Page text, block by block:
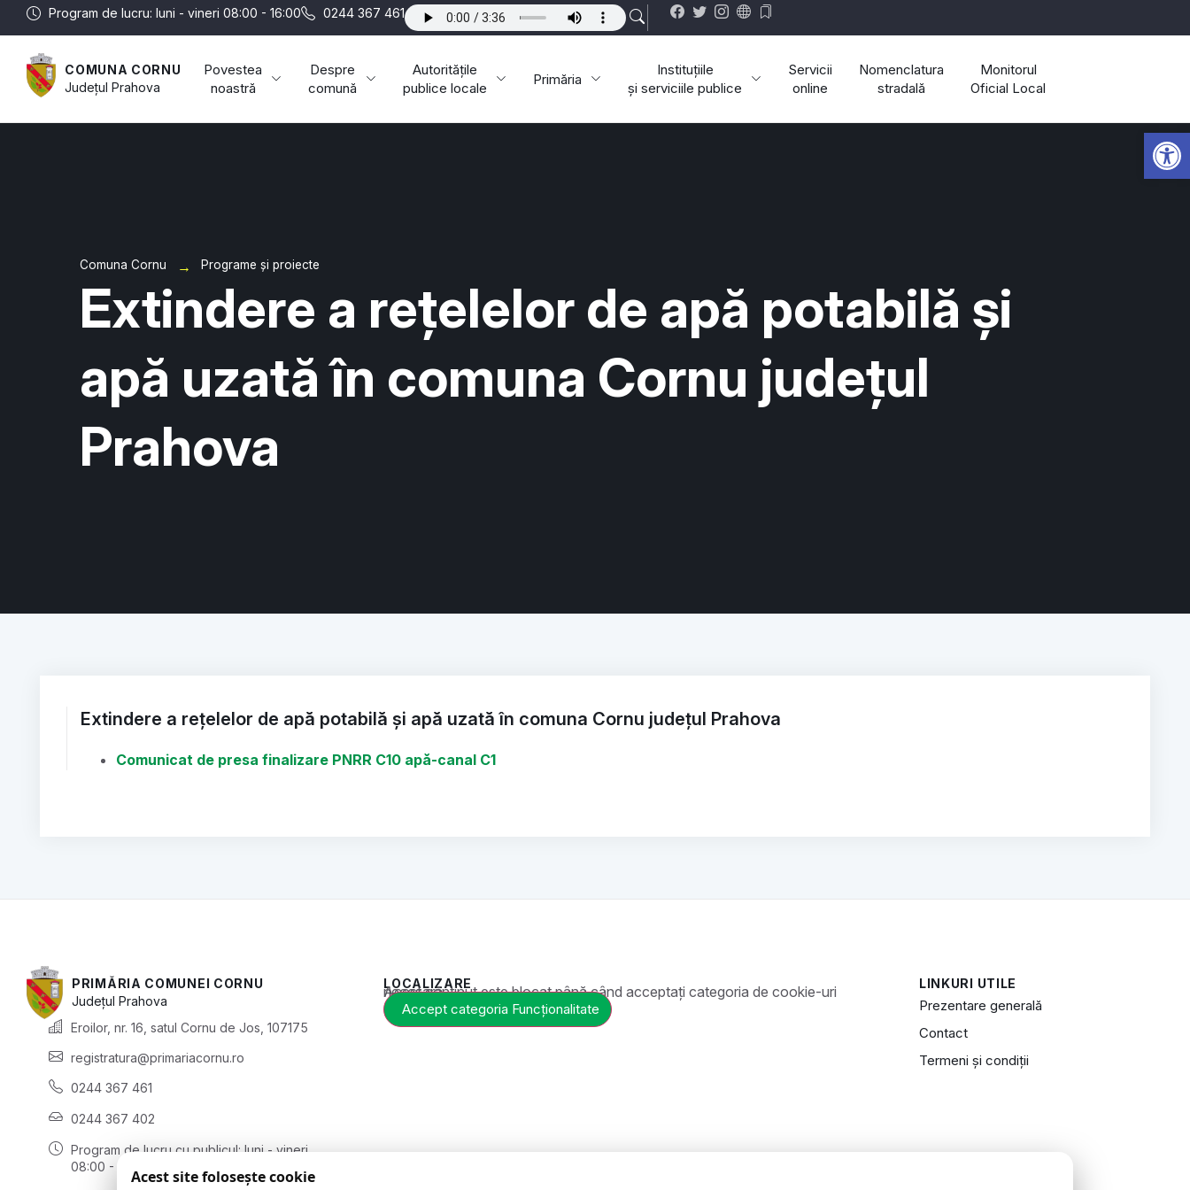
Program de lucru: luni - vineri 08:00 - 16:00 0244 367 461
COMUNA CORNU
JudețulPrahova
Povestea
noastră
Despre
comună
Autoritățile
publice locale
Primăria
Instituțiile
și serviciile publice
Servicii
online
Nomenclatura
stradală
Monitorul
Oficial Local
Comuna Cornu Programe și proiecte
Extindere a rețelelor de apă potabilă și
apă uzată în comuna Cornu județul
Prahova
Extindere a rețelelor de apă potabilă și apă uzată în comuna Cornu județul Prahova
Comunicat de presa finalizare PNRR C10 apă-canal C1
PRIMĂRIA COMUNEI CORNU
JudețulPrahova
Eroilor, nr. 16, satul Cornu de Jos, 107175
registratura@primariacornu.ro
0244 367 461
0244 367 402
Program de lucru cu publicul: luni - vineri
08:00 - 16:00
LOCALIZARE
Acest conținut este blocat până când acceptați categoria de cookie-uri necesară.
Accept categoria Funcționalitate
LINKURI UTILE
Prezentare generală
Contact
Termeni și condiții
Acest site folosește cookie